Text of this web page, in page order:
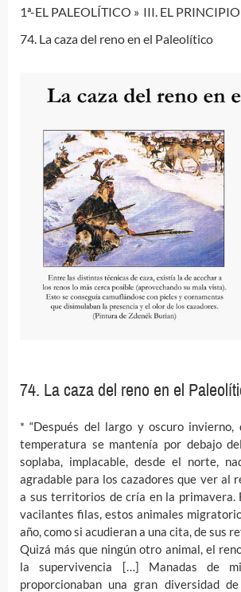
1ª-EL PALEOLÍTICO
III. EL
74. La caza del reno en el Paleolítico
74. La caza del reno en el
* “Después del largo y oscuro
temperatura se mantenía por debajo
soplaba, implacable, desde el norte,
agradable para los cazadores que ver al
a sus territorios de cría en la primavera.
vacilantes filas, estos animales
año, como si acudieran a una cita, de sus
Quizá más que ningún otro animal, el
la supervivencia […] Manadas de
proporcionaban una gran diversidad